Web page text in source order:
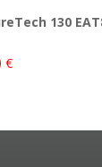
130
€